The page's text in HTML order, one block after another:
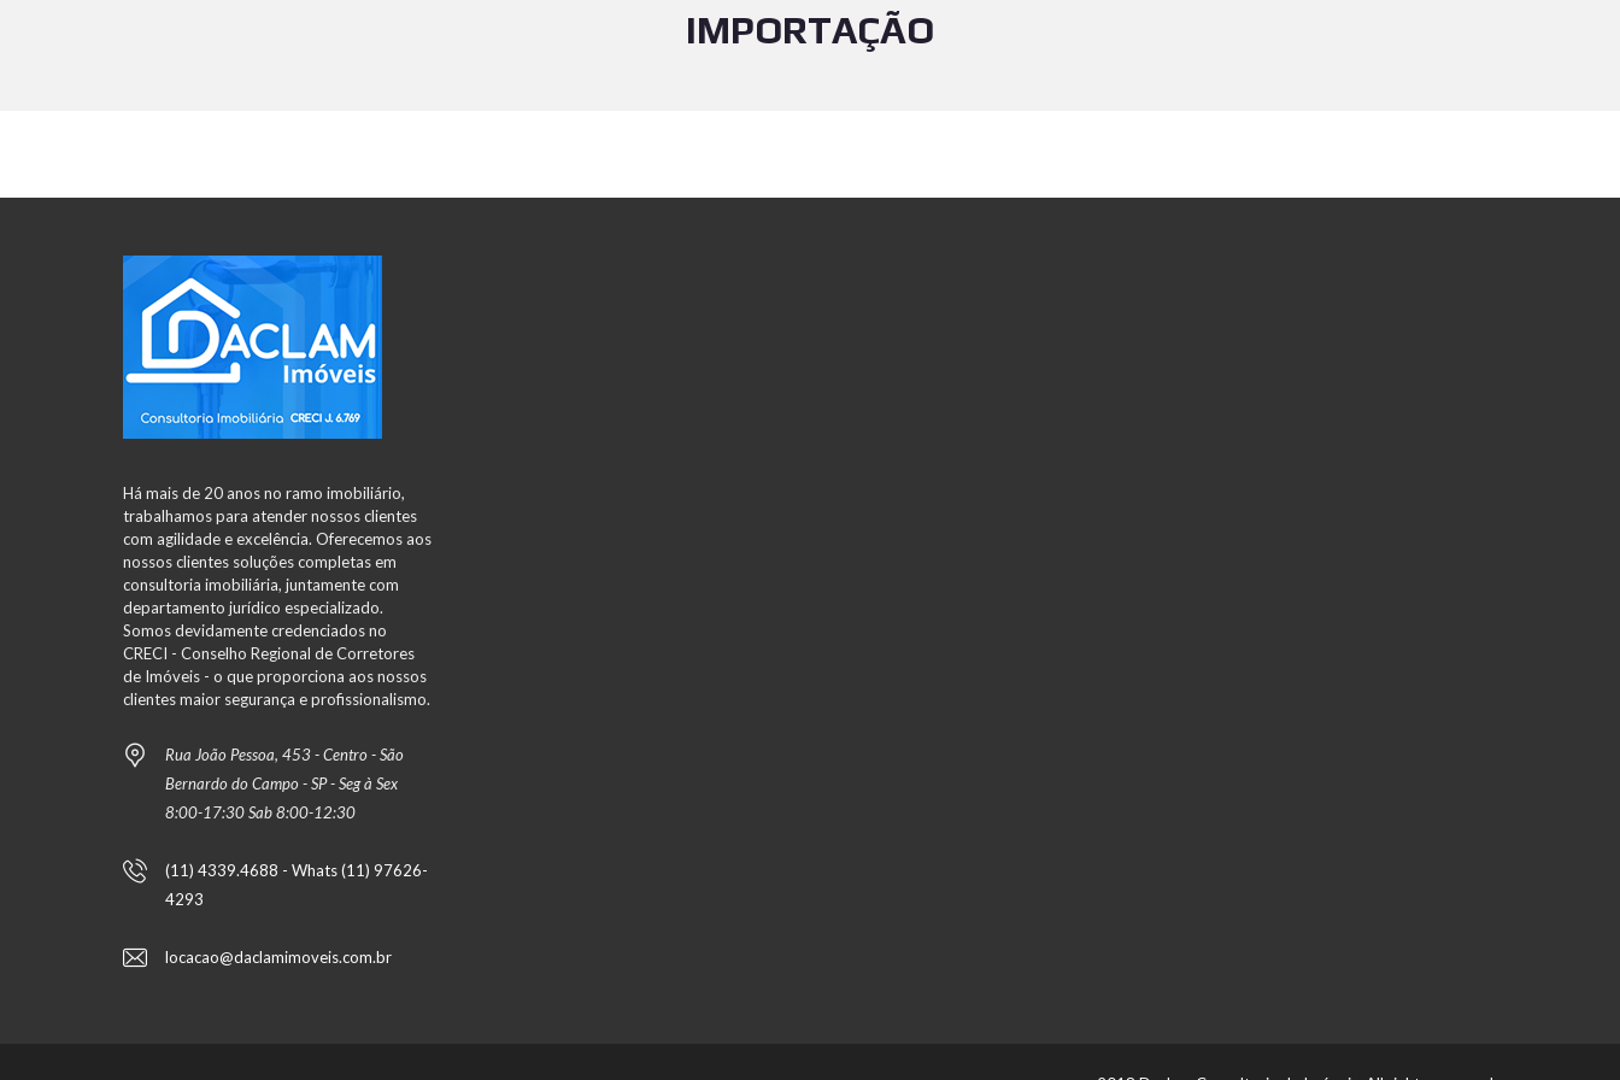
IMPORTAÇÃO
Há mais de 20 anos no ramo imobiliário,
trabalhamos para atender nossos clientes
com agilidade e excelência. Oferecemos aos
nossos clientes soluções completas em
consultoria imobiliária, juntamente com
departamento jurídico especializado.
Somos devidamente credenciados no
CRECI - Conselho Regional de Corretores
de Imóveis - o que proporciona aos nossos
clientes maior segurança e profissionalismo.
Rua João Pessoa, 453 - Centro - São
Bernardo do Campo - SP - Seg à Sex
8:00-17:30 Sab 8:00-12:30
(11) 4339.4688 - Whats (11) 97626-
4293
locacao@daclamimoveis.com.br